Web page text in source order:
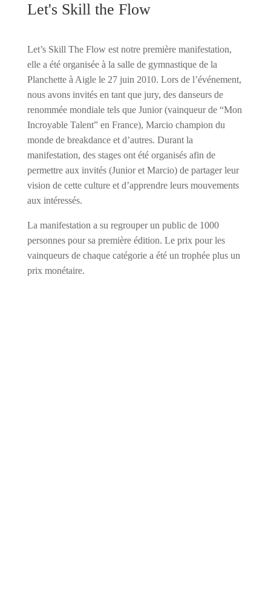
Let's Skill the Flow
Let’s Skill The Flow est notre première manifestation,
elle a été organisée à la salle de gymnastique de la
Planchette à Aigle le 27 juin 2010. Lors de l’événement,
nous avons invités en tant que jury, des danseurs de
renommée mondiale tels que Junior (vainqueur de “Mon
Incroyable Talent” en France), Marcio champion du
monde de breakdance et d’autres. Durant la
manifestation, des stages ont été organisés afin de
permettre aux invités (Junior et Marcio) de partager leur
vision de cette culture et d’apprendre leurs mouvements
aux intéressés.
La manifestation a su regrouper un public de 1000
personnes pour sa première édition. Le prix pour les
vainqueurs de chaque catégorie a été un trophée plus un
prix monétaire.